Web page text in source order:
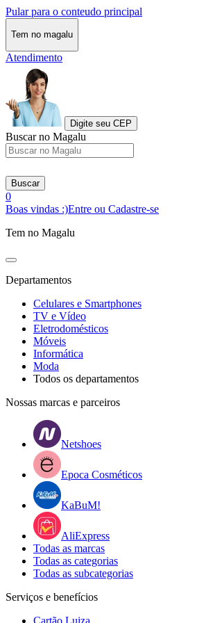
Pular para o conteudo principal
Tem no magalu
Atendimento
Digite seu CEP
Buscar no Magalu
Buscar
0
Boas vindas :)Entre ou Cadastre-se
Tem no Magalu
Departamentos
Celulares e Smartphones
TV e Vídeo
Eletrodomésticos
Móveis
Informática
Moda
Todos os departamentos
Nossas marcas e parceiros
Netshoes
Epoca Cosméticos
KaBuM!
AliExpress
Todas as marcas
Todas as categorias
Todas as subcategorias
Serviços e benefícios
Cartão Luiza